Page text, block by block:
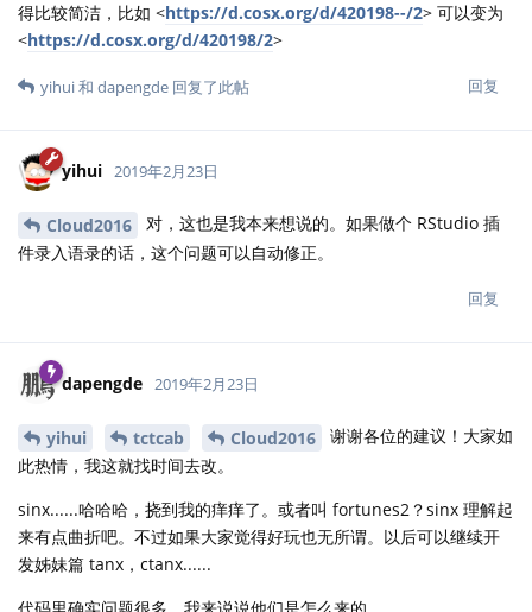
得比较简洁，比如 <https://d.cosx.org/d/420198--/2> 可以变为
<https://d.cosx.org/d/420198/2>
回复
yihui和 dapengde 回复了此帖
yihui 2019年2月23日
Cloud2016
对，这也是我本来想说的。如果做个 RStudio 插
件录入语录的话，这个问题可以自动修正。
回复
dapengde 2019年2月23日
yihui tctcab Cloud2016
谢谢各位的建议！大家如
此热情，我这就找时间去改。
sinx......哈哈哈，挠到我的痒痒了。或者叫 fortunes2？sinx 理解起
来有点曲折吧。不过如果大家觉得好玩也无所谓。以后可以继续开
发姊妹篇 tanx，ctanx......